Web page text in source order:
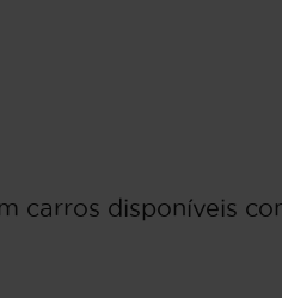
carros disponíveis